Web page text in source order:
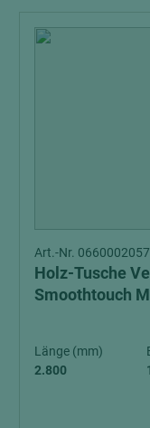
Art.-Nr.
Holz-Tusche
Smoothtouch
Länge (mm)
2.800